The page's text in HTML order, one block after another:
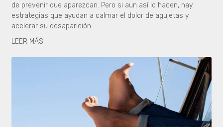
de prevenir que aparezcan. Pero si aun así lo hacen, hay
estrategias que ayudan a calmar el dolor de agujetas y
acelerar su desaparición.
LEER MÁS